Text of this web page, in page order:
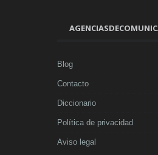
Blog
Contacto
Diccionario
Política de privacidad
Aviso legal